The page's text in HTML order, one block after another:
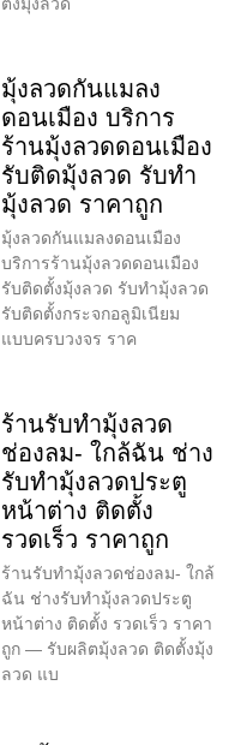
ตั้งมุ้งลวด
มุ้งลวดกันแมลง
ดอนเมือง บริการ
ร้านมุ้งลวดดอนเมือง
รับติดมุ้งลวด รับทำ
มุ้งลวด ราคาถูก
มุ้งลวดกันแมลงดอนเมือง
บริการร้านมุ้งลวดดอนเมือง
รับติดตั้งมุ้งลวด รับทำมุ้งลวด
รับติดตั้งกระจกอลูมิเนียม
แบบครบวงจร ราค
ร้านรับทำมุ้งลวด
ช่องลม- ใกล้ฉัน ช่าง
รับทำมุ้งลวดประตู
หน้าต่าง ติดตั้ง
รวดเร็ว ราคาถูก
ร้านรับทำมุ้งลวดช่องลม- ใกล้
ฉัน ช่างรับทำมุ้งลวดประตู
หน้าต่าง ติดตั้ง รวดเร็ว ราคา
ถูก — รับผลิตมุ้งลวด ติดตั้งมุ้ง
ลวด แบ